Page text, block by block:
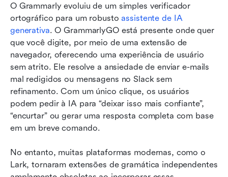
O Grammarly evoluiu de um simples verificador
ortográfico para um robusto assistente de IA
generativa. O GrammarlyGO está presente onde quer
que você digite, por meio de uma extensão de
navegador, oferecendo uma experiência de usuário
sem atrito. Ele resolve a ansiedade de enviar e-mails
mal redigidos ou mensagens no Slack sem
refinamento. Com um único clique, os usuários
podem pedir à IA para “deixar isso mais confiante”,
“encurtar” ou gerar uma resposta completa com base
em um breve comando.
No entanto, muitas plataformas modernas, como o
Lark, tornaram extensões de gramática independentes